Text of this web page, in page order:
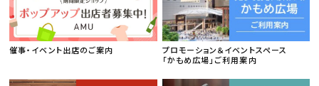
催事・イベント出店のご案内
プロモーション＆イベントスペース
「かもめ広場」ご利用案内